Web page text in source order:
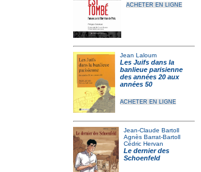
ACHETER EN LIGNE
Jean Laloum
Les Juifs dans la
banlieue parisienne
des années 20 aux
années 50
ACHETER EN LIGNE
Jean-Claude Bartoll
Agnès Barrat-Bartoll
Cédric Hervan
Le dernier des
Schoenfeld